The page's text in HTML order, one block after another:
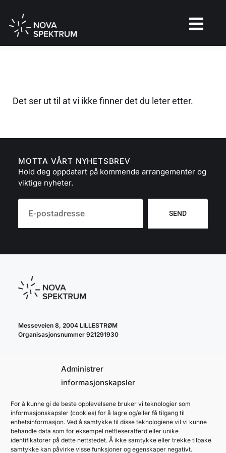
Administrer
informasjonskapsler
For å kunne gi de beste opplevelsene bruker vi teknologier som
informasjonskapsler (cookies) for å lagre og/eller få tilgang til
enhetsinformasjon. Ved å samtykke til disse teknologiene vil vi kunne
behandle data som for eksempel nettleseratferd eller unike
identifikatorer på dette nettstedet. Å ikke samtykke eller trekke tilbake
samtykke kan påvirke visse funksjoner og egenskaper negativt.
Det ser ut til at vi ikke finner det du leter etter.
MOTTA VÅRT NYHETSBREV
Hold deg oppdatert på kommende arrangementer og
viktige nyheter.
SEND
Messeveien 8, 2004 LILLESTRØM
Organisasjonsnummer 921291930
cookie policy
personvernerklæring